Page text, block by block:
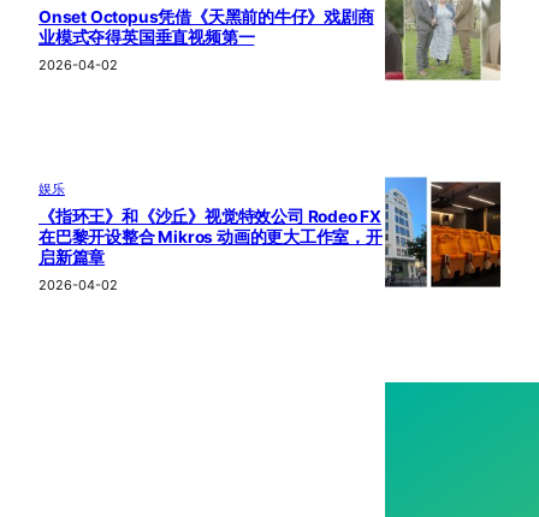
Onset Octopus凭借《天黑前的牛仔》戏剧商
业模式夺得英国垂直视频第一
2026-04-02
娱乐
《指环王》和《沙丘》视觉特效公司 Rodeo FX
在巴黎开设整合 Mikros 动画的更大工作室，开
启新篇章
2026-04-02